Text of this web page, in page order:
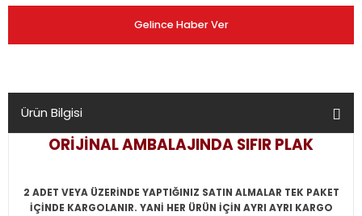
Gelince Haber Ver
Ürün Bilgisi
ORİJİNAL AMBALAJINDA SIFIR PLAK
2 ADET VEYA ÜZERİNDE YAPTIĞINIZ SATIN ALMALAR TEK PAKET
İÇİNDE KARGOLANIR. YANİ HER ÜRÜN İÇİN AYRI AYRI KARGO